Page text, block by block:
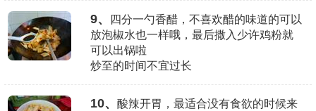
9、
四分一勺香醋，不喜欢醋的味道的可以
放泡椒水也一样哦，最后撒入少许鸡粉就
可以出锅啦
炒至的时间不宜过长
10、
酸辣开胃，最适合没有食欲的时候来